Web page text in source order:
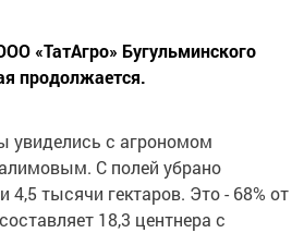
«ТатАгро» Бугульминского
продолжается.
увиделись с агрономом
С полей убрано
4,5 тысячи гектаров. Это - 68% от
18,3 центнера с